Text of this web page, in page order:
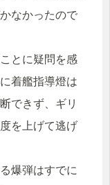
なかったので
とに疑問を感
着艦指導燈は
できず、ギリ
を上げて逃げ
爆弾はすでに